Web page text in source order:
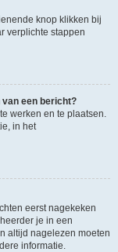
knop klikken bij
verplichte stappen
een bericht?
werken en te plaatsen.
in het
eerst nagekeken
je in een
altijd nagelezen moeten
informatie.